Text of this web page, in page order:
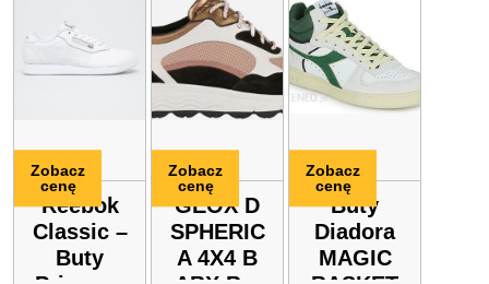
Reebok
Classic –
Buty
Zobacz
cenę
GEOX D
SPHERIC
A 4X4 B
Zobacz
cenę
Buty
Diadora
MAGIC
Zobacz
cenę